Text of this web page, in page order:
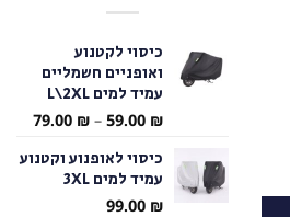
כיסוי לקטנוע
ואופניים חשמליים
עמיד למים L\2XL
59.00 ₪
–
79.00 ₪
טווח
כיסוי לאופנוע וקטנוע
עמיד למים 3XL
99.00 ₪